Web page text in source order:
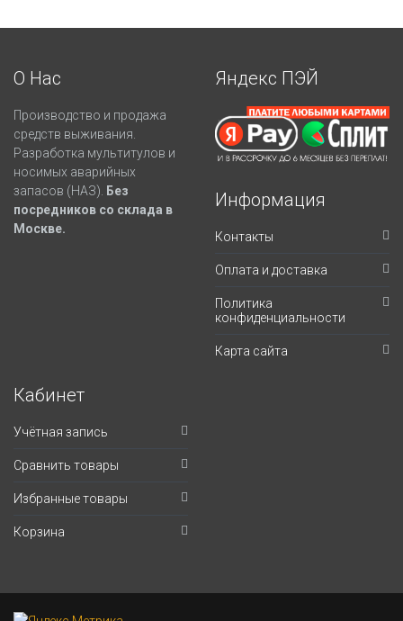
О Нас
Производство и продажа
средств выживания.
Разработка мультитулов и
носимых аварийных
запасов (НАЗ).
Без
посредников со склада в
Москве.
Яндекс ПЭЙ
Информация
Контакты
Оплата и доставка
Политика
конфиденциальности
Карта сайта
Кабинет
Учётная запись
Сравнить товары
Избранные товары
Корзина